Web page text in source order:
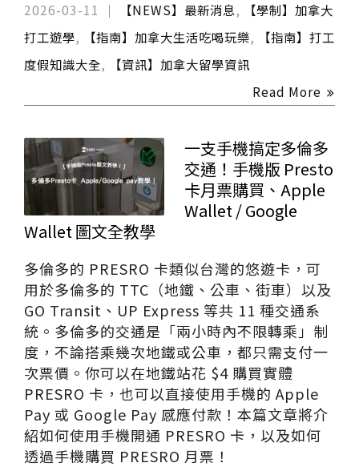
2026-03-11 【NEWS】最新消息,
【學制】加拿大
打工遊學, 【指南】加拿大生活吃喝玩樂,
【指南】打工
度假知識大全,
【資訊】加拿大留學資訊
Read More
一支手機搞定多倫多
交通！手機版 Presto
卡月票購買、Apple
Wallet / Google
Wallet 圖文全教學
多倫多的 PRESRO 卡類似台灣的悠遊卡，可
用於多倫多的 TTC（地鐵、公車、街車）以及
GO Transit、UP Express 等共 11 種交通系
統。多倫多的交通是「兩小時內不限轉乘」制
度，不論搭乘幾次地鐵或公車，都只需支付一
次票價。你可以在地鐵站花 $4 購買實體
PRESRO 卡，也可以直接使用手機的 Apple
Pay 或 Google Pay 感應付款！本篇文章將介
紹如何使用手機開通 PRESRO 卡，以及如何
透過手機購買 PRESRO 月票！